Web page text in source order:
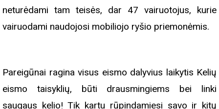
neturėdami tam teisės, dar 47 vairuotojus, kurie
vairuodami naudojosi mobiliojo ryšio priemonėmis.
Pareigūnai ragina visus eismo dalyvius laikytis Kelių
eismo taisyklių, būti drausmingiems bei linki
saugaus kelio! Tik kartu rūpindamiesi savo ir kitų